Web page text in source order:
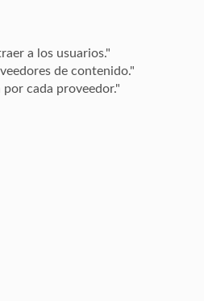
a los usuarios."
de contenido."
cada proveedor."